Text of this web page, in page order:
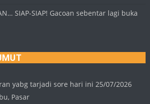
SIAP-SIAP! Gacoan sebentar lagi buka
yabg tarjadi sore hari ini 25/07/2026
Pasar